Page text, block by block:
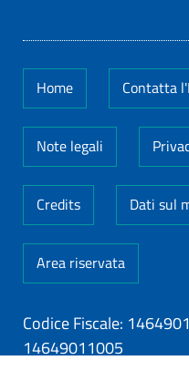
Home Contatta
Note legali
Credits Dati sul
Area riservata
Codice Fiscale:
14649011005